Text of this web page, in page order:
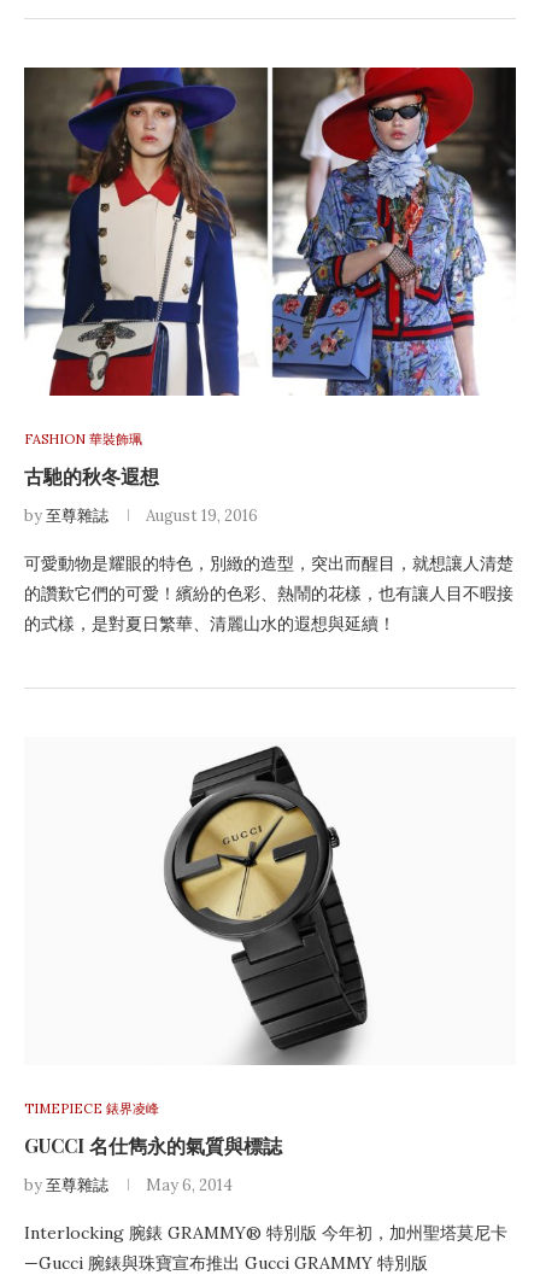
FASHION 華裝飾珮
古馳的秋冬遐想
by至尊雜誌 August 19, 2016
可愛動物是耀眼的特色，別緻的造型，突出而醒目，就想讓人清楚
的讚歎它們的可愛！繽紛的色彩、熱鬧的花樣，也有讓人目不暇接
的式樣，是對夏日繁華、清麗山水的遐想與延續！
TIMEPIECE 錶界凌峰
GUCCI 名仕雋永的氣質與標誌
by至尊雜誌 May 6, 2014
Interlocking 腕錶 GRAMMY® 特別版 今年初，加州聖塔莫尼卡
—Gucci 腕錶與珠寶宣布推出 Gucci GRAMMY 特別版